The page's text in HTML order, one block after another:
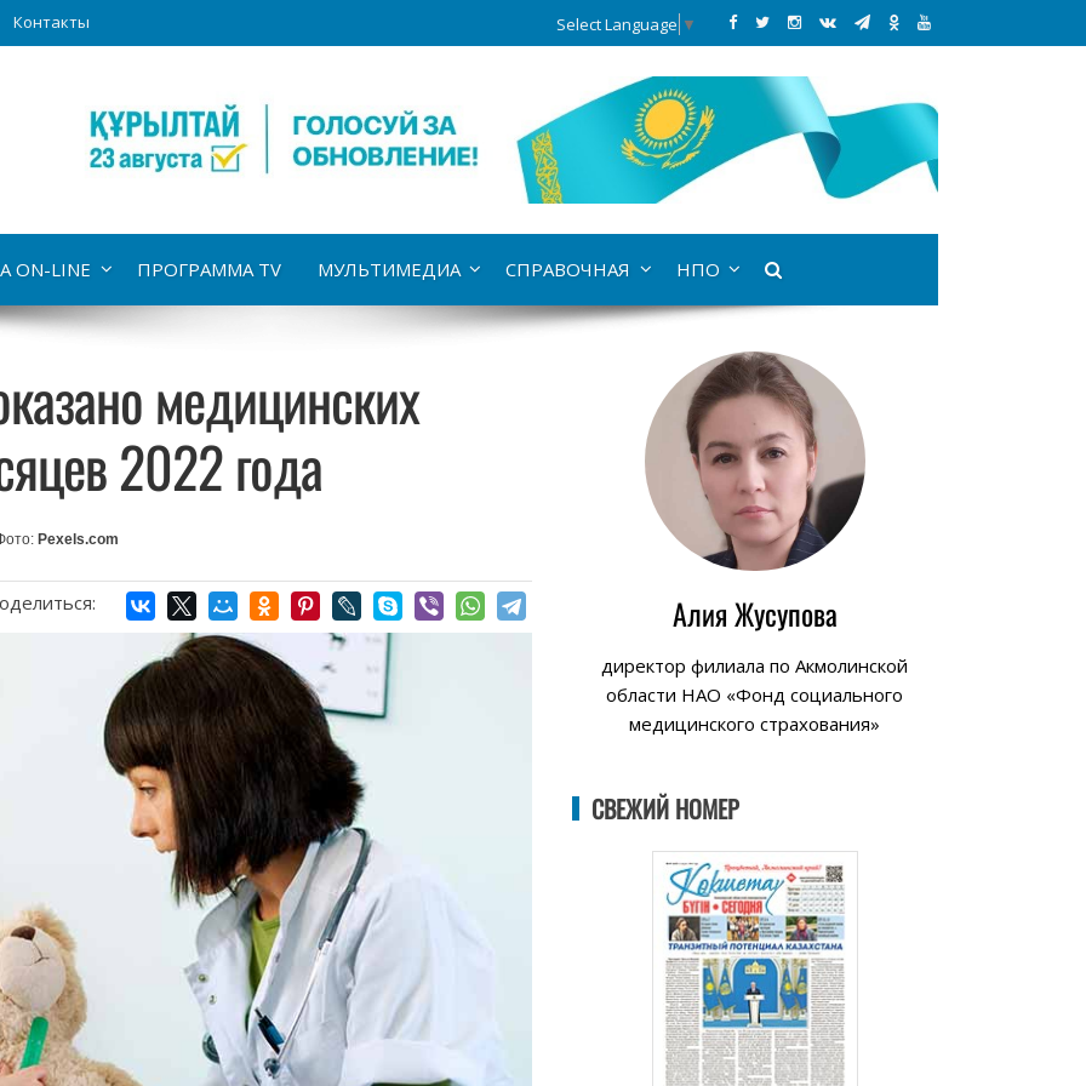
Контакты Select Language ▼
ON-LINE ПРОГРАММА TV МУЛЬТИМЕДИА СПРАВОЧНАЯ НПО
медицинских
2022 года
Pexels.com
Алия Жусупова
директор филиала по Акмолинской
области НАО «Фонд социального
медицинского страхования»
СВЕЖИЙ НОМЕР